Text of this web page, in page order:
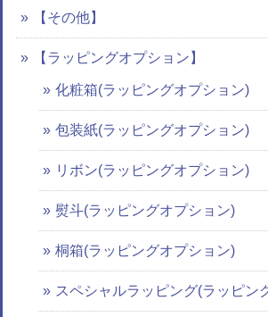
【その他】
【ラッピングオプション】
化粧箱(ラッピングオプション)
包装紙(ラッピングオプション)
リボン(ラッピングオプション)
熨斗(ラッピングオプション)
桐箱(ラッピングオプション)
スペシャルラッピング(ラッピン